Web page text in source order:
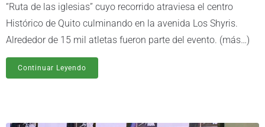
“Ruta de las iglesias” cuyo recorrido atraviesa el centro
Histórico de Quito culminando en la avenida Los Shyris.
Alrededor de 15 mil atletas fueron parte del evento. (más…)
Continuar Leyendo